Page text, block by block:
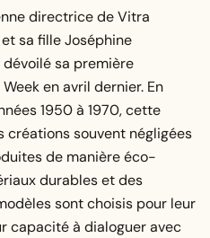
directrice de Vitra
sa fille Joséphine
dévoilé sa première
en avril dernier. En
1950 à 1970, cette
créations souvent négligées
de manière éco-
durables et des
sont choisis pour leur
capacité à dialoguer avec